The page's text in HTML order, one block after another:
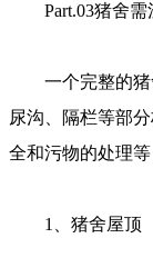
Part.03猪舍需
一个完整的猪
尿沟、隔栏等部
全和污物的处理
1、猪舍屋顶